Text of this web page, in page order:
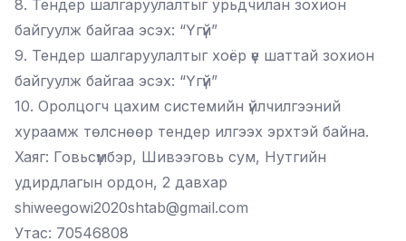
8. Тендер шалгаруулалтыг урьдчилан зохион
байгуулж байгаа эсэх: “Үгүй”
9. Тендер шалгаруулалтыг хоёр үе шаттай зохион
байгуулж байгаа эсэх: “Үгүй”
10. Оролцогч цахим системийн үйлчилгээний
хураамж төлснөөр тендер илгээх эрхтэй байна.
Хаяг: Говьсүмбэр, Шивээговь сум, Нутгийн
удирдлагын ордон, 2 давхар
shiweegowi2020shtab@gmail.com
Утас: 70546808